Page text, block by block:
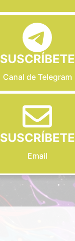
SUSCRÍBETE
Canal de Telegram
SUSCRÍBETE
Email